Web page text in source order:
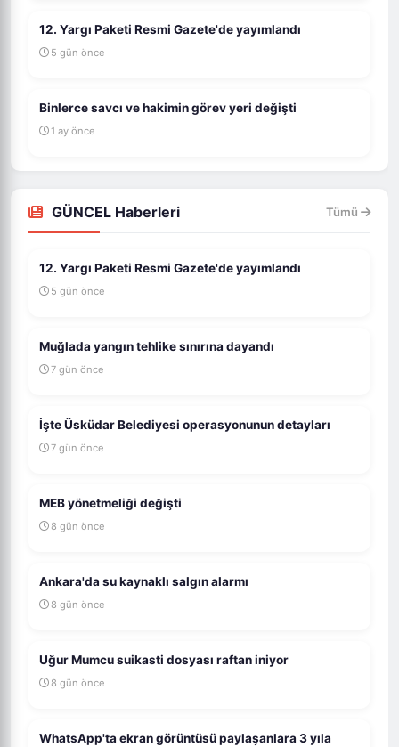
12. Yargı Paketi Resmi Gazete'de yayımlandı
5 gün önce
Binlerce savcı ve hakimin görev yeri değişti
1 ay önce
GÜNCEL Haberleri Tümü
12. Yargı Paketi Resmi Gazete'de yayımlandı
5 gün önce
Muğlada yangın tehlike sınırına dayandı
7 gün önce
İşte Üsküdar Belediyesi operasyonunun detayları
7 gün önce
MEB yönetmeliği değişti
8 gün önce
Ankara'da su kaynaklı salgın alarmı
8 gün önce
Uğur Mumcu suikasti dosyası raftan iniyor
8 gün önce
WhatsApp'ta ekran görüntüsü paylaşanlara 3 yıla